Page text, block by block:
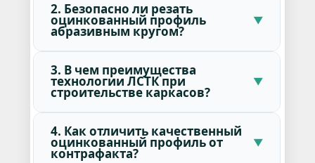
2. Безопасно ли резать
оцинкованный профиль
абразивным кругом?
3. В чем преимущества
технологии ЛСТК при
строительстве каркасов?
4. Как отличить качественный
оцинкованный профиль от
контрафакта?